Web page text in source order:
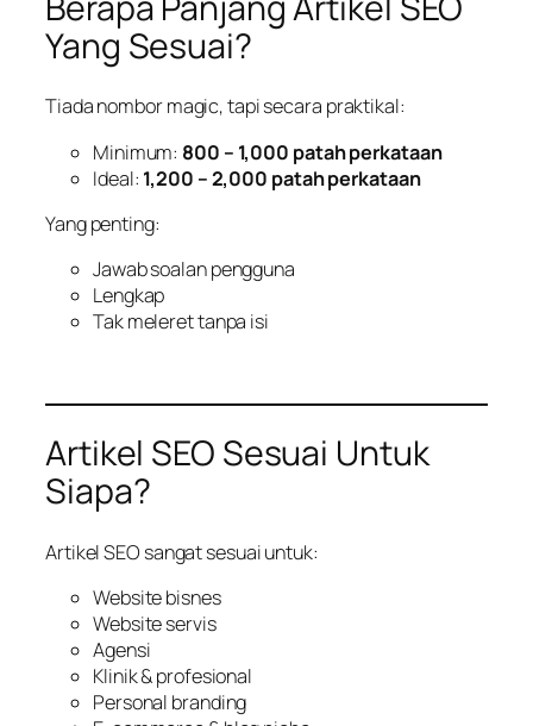
Yang Sesuai?
Tiada nombor magic, tapi secara praktikal:
Minimum: 800 – 1,000 patah perkataan
Ideal: 1,200 – 2,000 patah perkataan
Yang penting:
Jawab soalan pengguna
Lengkap
Tak meleret tanpa isi
Artikel SEO Sesuai Untuk
Siapa?
Artikel SEO sangat sesuai untuk:
Website bisnes
Website servis
Agensi
Klinik & profesional
Personal branding